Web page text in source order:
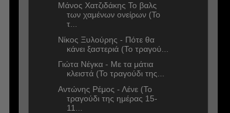
Μάνος Χατζιδάκης Το βαλς
των χαμένων ονείρων (Το
τ...
Νίκος Ξυλούρης - Πότε θα
κάνει ξαστεριά (Το τραγού...
Γιώτα Νέγκα - Με τα μάτια
κλειστά (Το τραγούδι της...
Αντώνης Ρέμος - Λένε (Το
τραγούδι της ημέρας 15-
11...